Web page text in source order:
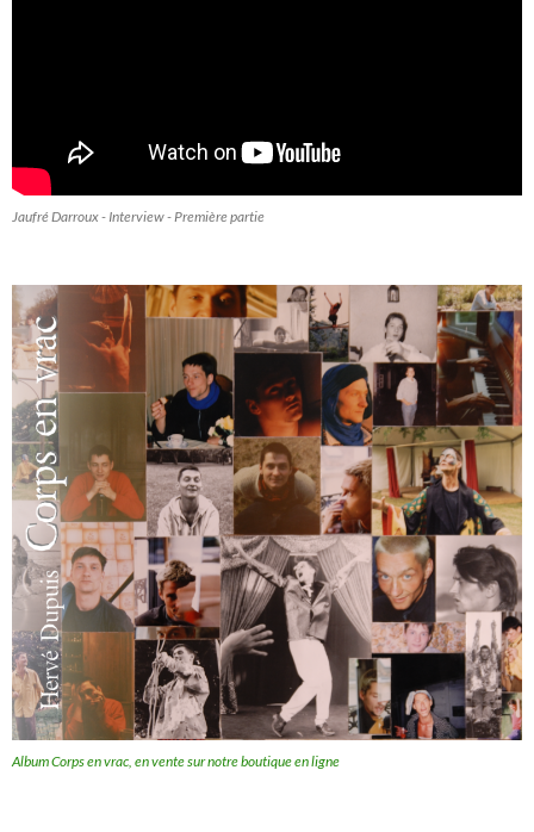
Jaufré Darroux - Interview - Première partie
Album Corps en vrac, en vente sur notre boutique en ligne